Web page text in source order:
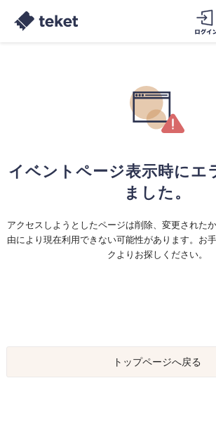
イベントページ表示時にエ
ました。
アクセスしようとしたページは削除、変更された
由により現在利用できない可能性があります。お
クよりお探しください。
トップページへ戻る